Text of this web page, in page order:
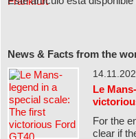
News & Facts from the
Le
For the
clear if